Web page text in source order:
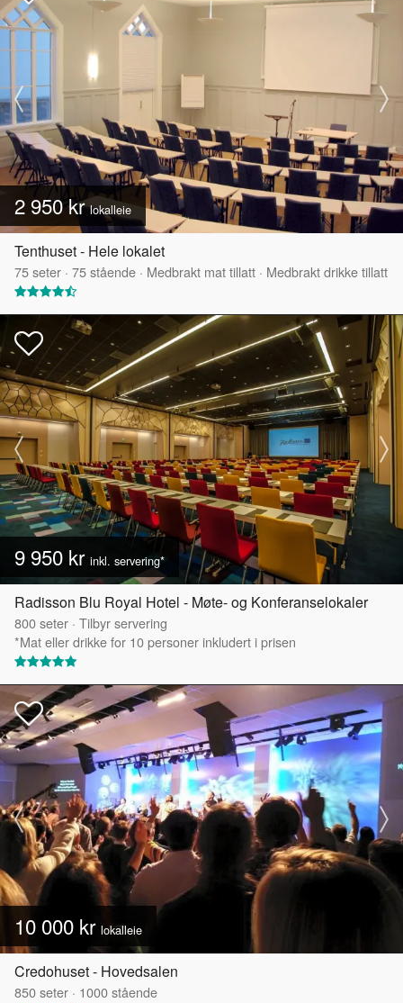
2 950 krlokalleie
Tenthuset - Hele lokalet
75seter · 75stående · Medbrakt mat tillatt · Medbrakt drikke tillatt
9 950 kr inkl. servering*
Radisson Blu Royal Hotel - Møte- og Konferanselokaler
800seter · Tilbyr servering
*Mat eller drikke for 10 personer inkludert i prisen
10 000 kr lokalleie
Credohuset - Hovedsalen
850seter · 1000stående